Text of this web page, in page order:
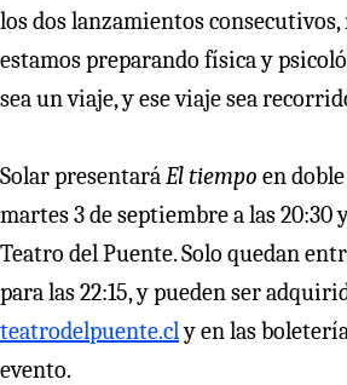
los dos lanzamientos
estamos preparando física y
sea un viaje, y ese viaje sea
Solar presentará El tiempo en
martes 3 de septiembre a las 20:30
Teatro del Puente. Solo quedan
para las 22:15, y pueden ser
teatrodelpuente.cly en las
evento.